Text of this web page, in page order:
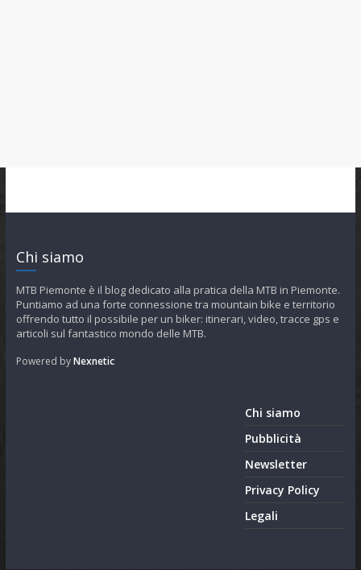
Chi siamo
MTB Piemonte è il blog dedicato alla pratica della MTB in Piemonte.
Puntiamo ad una forte connessione tra mountain bike e territorio
offrendo tutto il possibile per un biker: itinerari, video, tracce gps e
articoli sul fantastico mondo delle MTB.
Powered byNexnetic
Chi siamo
Pubblicità
Newsletter
Privacy Policy
Legali